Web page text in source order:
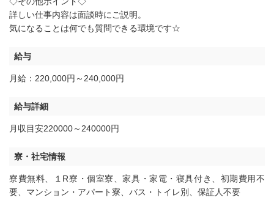
詳しい仕事内容は面談時にご説明。
気になることは何でも質問できる環境です☆
給与
月給：220,000円～240,000円
給与詳細
月収目安220000～240000円
寮・社宅情報
寮費無料 １R寮・個室寮 、家具・家電・寝具付き
初期費用不
要
マンション・アパート寮 バス・トイレ別 保証人不要